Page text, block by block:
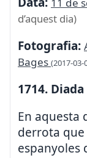
11 de
d’aquest dia)
Fotografia:
Bages (2017-03-
1714.
En aquesta
derrota
espanyoles